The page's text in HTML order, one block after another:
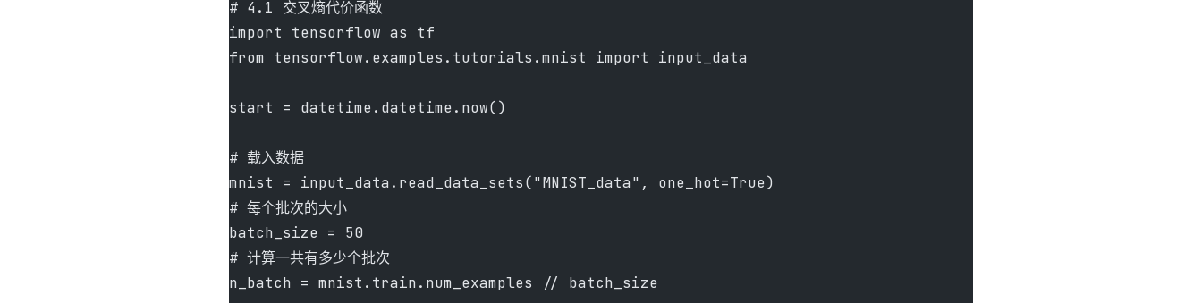
# 4.1 交叉熵代价函数
import tensorflow as tf
from tensorflow.examples.tutorials.mnist import input_data
start = datetime.datetime.now()
# 载入数据
mnist = input_data.read_data_sets("MNIST_data", one_hot=True)
# 每个批次的大小
batch_size = 50
# 计算一共有多少个批次
n_batch = mnist.train.num_examples // batch_size